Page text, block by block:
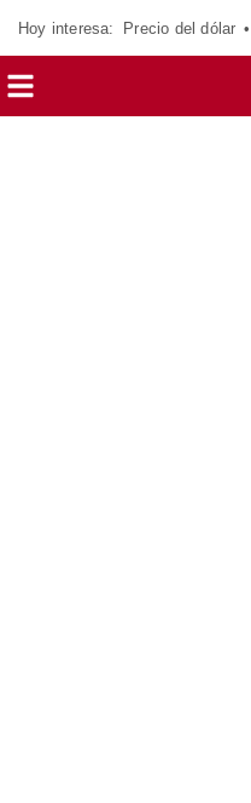
Hoy interesa: Precio del dólar